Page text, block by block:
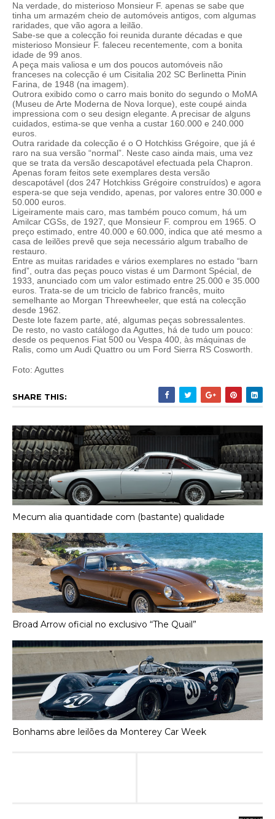
Na verdade, do misterioso Monsieur F. apenas se sabe que
tinha um armazém cheio de automóveis antigos, com algumas
raridades, que vão agora a leilão.
Sabe-se que a colecção foi reunida durante décadas e que
misterioso Monsieur F. faleceu recentemente, com a bonita
idade de 99 anos.
A peça mais valiosa e um dos poucos automóveis não
franceses na colecção é um Cisitalia 202 SC Berlinetta Pinin
Farina, de 1948 (na imagem).
Outrora exibido como o carro mais bonito do segundo o MoMA
(Museu de Arte Moderna de Nova Iorque), este coupé ainda
impressiona com o seu design elegante. A precisar de alguns
cuidados, estima-se que venha a custar 160.000 e 240.000
euros.
Outra raridade da colecção é o O Hotchkiss Grégoire, que já é
raro na sua versão “normal”. Neste caso ainda mais, uma vez
que se trata da versão descapotável efectuada pela Chapron.
Apenas foram feitos sete exemplares desta versão
descapotável (dos 247 Hotchkiss Grégoire construídos) e agora
espera-se que seja vendido, apenas, por valores entre 30.000 e
50.000 euros.
Ligeiramente mais caro, mas também pouco comum, há um
Amilcar CGSs, de 1927, que Monsieur F. comprou em 1965. O
preço estimado, entre 40.000 e 60.000, indica que até mesmo a
casa de leilões prevê que seja necessário algum trabalho de
restauro.
Entre as muitas raridades e vários exemplares no estado “barn
find”, outra das peças pouco vistas é um Darmont Spécial, de
1933, anunciado com um valor estimado entre 25.000 e 35.000
euros. Trata-se de um triciclo de fabrico francês, muito
semelhante ao Morgan Threewheeler, que está na colecção
desde 1962.
Deste lote fazem parte, até, algumas peças sobressalentes.
De resto, no vasto catálogo da Aguttes, há de tudo um pouco:
desde os pequenos Fiat 500 ou Vespa 400, às máquinas de
Ralis, como um Audi Quattro ou um Ford Sierra RS Cosworth.
Foto: Aguttes
SHARE THIS:
Mecum alia quantidade com (bastante) qualidade
Broad Arrow oficial no exclusivo “The Quail”
Bonhams abre leilões da Monterey Car Week